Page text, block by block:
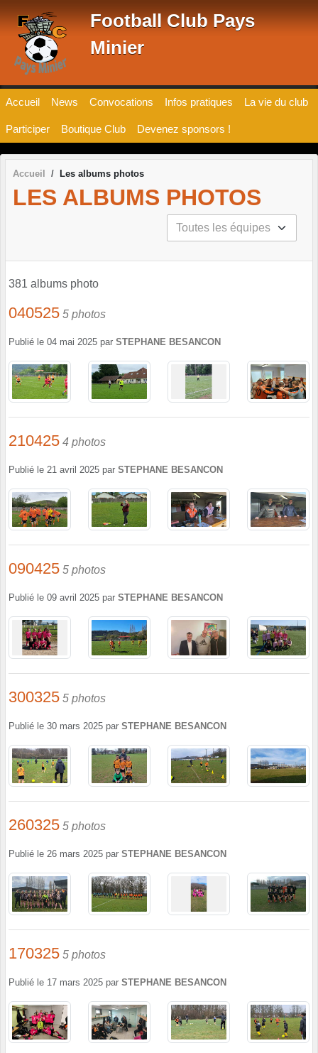
Football Club Pays
Minier
Accueil News Convocations Infos pratiques La vie du club
Participer Boutique Club Devenez sponsors !
Accueil Les albums photos
LES ALBUMS PHOTOS
381 albums photo
040525 5 photos
Publié le 04 mai 2025 par STEPHANE BESANCON
210425 4 photos
Publié le 21 avril 2025 par STEPHANE BESANCON
090425 5 photos
Publié le 09 avril 2025 par STEPHANE BESANCON
300325 5 photos
Publié le 30 mars 2025 par STEPHANE BESANCON
260325 5 photos
Publié le 26 mars 2025 par STEPHANE BESANCON
170325 5 photos
Publié le 17 mars 2025 par STEPHANE BESANCON